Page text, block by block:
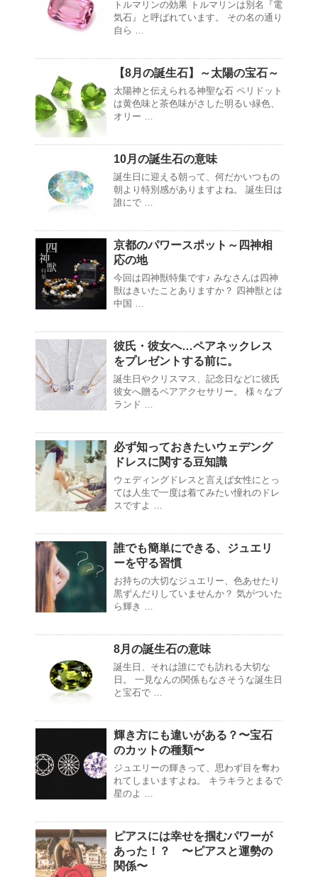
トルマリンの効果 トルマリンは別名『電
気石』と呼ばれています。 その名の通り
自ら …
【8月の誕生石】～太陽の宝石～
太陽神と伝えられる神聖な石 ペリドット
は黄色味と茶色味がさした明るい緑色、
オリー …
10月の誕生石の意味
誕生日に迎える朝って、何だかいつもの
朝より特別感がありますよね。 誕生日は
誰にで …
京都のパワースポット～四神相
応の地
今回は四神獣特集です♪ みなさんは四神
獣はきいたことありますか？ 四神獣とは
中国 …
彼氏・彼女へ…ペアネックレス
をプレゼントする前に。
誕生日やクリスマス、記念日などに彼氏
彼女へ贈るペアアクセサリー。 様々なブ
ランド …
必ず知っておきたいウェデング
ドレスに関する豆知識
ウェディングドレスと言えば女性にとっ
ては人生で一度は着てみたい憧れのドレ
スですよ …
誰でも簡単にできる、ジュエリ
ーを守る習慣
お持ちの大切なジュエリー、色あせたり
黒ずんだりしていませんか？ 気がついた
ら輝き …
8月の誕生石の意味
誕生日、それは誰にでも訪れる大切な
日。 一見なんの関係もなさそうな誕生日
と宝石で …
輝き方にも違いがある？〜宝石
のカットの種類〜
ジュエリーの輝きって、思わず目を奪わ
れてしまいますよね。 キラキラとまるで
星のよ …
ピアスには幸せを掴むパワーが
あった！？ 〜ピアスと運勢の
関係〜